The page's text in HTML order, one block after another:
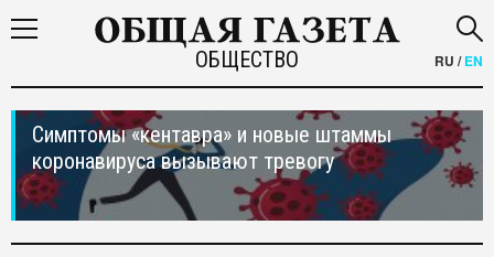
ОБЩЕСТВО RU /EN
Симптомы «кентавра» и новые штаммы
коронавируса вызывают тревогу